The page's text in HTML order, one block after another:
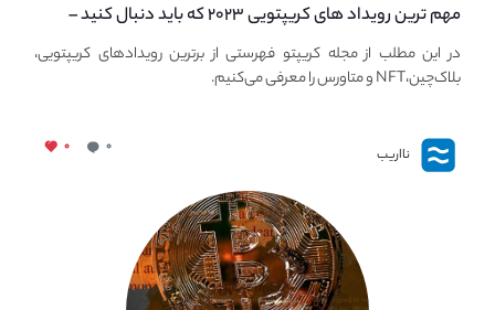
مهم ترین رویداد های کریپتویی ۲۰۲۳ که باید دنبال کنید –
معرفی بهترین رویداد های جهانی
در این مطلب از مجله کریپتو فهرستی از برترین رویدادهای کریپتویی،
بلاک‌چین،NFT و متاورس را معرفی می‌کنیم.
نااریب ۰ ۰